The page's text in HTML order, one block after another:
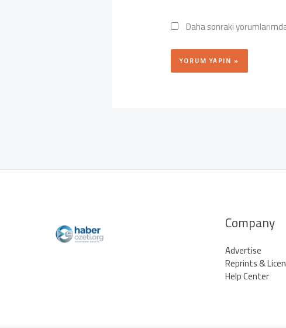
Daha sonraki
Company
Advertise
Reprints &
Help Center